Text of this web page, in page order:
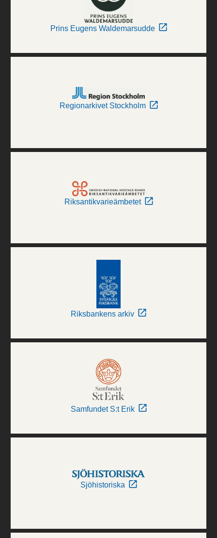
Prins Eugens Waldemarsudde
Regionarkivet Stockholm
Riksantikvarieämbetet
Riksbankens arkiv
Samfundet S:t Erik
Sjöhistoriska